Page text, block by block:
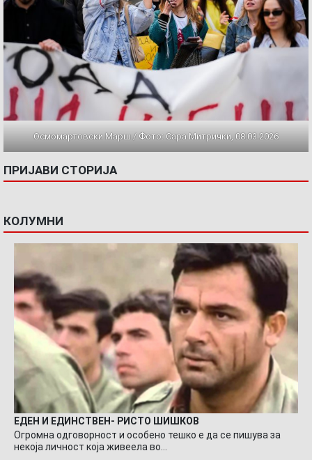
Осмомартовски Марш / Фото: Сара Митрички, 08.03.2026
ПРИЈАВИ СТОРИЈА
КОЛУМНИ
ЕДЕН И ЕДИНСТВЕН- РИСТО ШИШКОВ
Огромна одговорност и особено тешко е да се пишува за
некоја личност која живеела во…